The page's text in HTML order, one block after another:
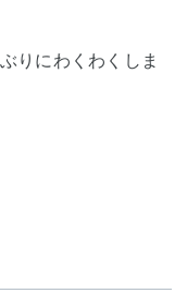
りにわくわくしま